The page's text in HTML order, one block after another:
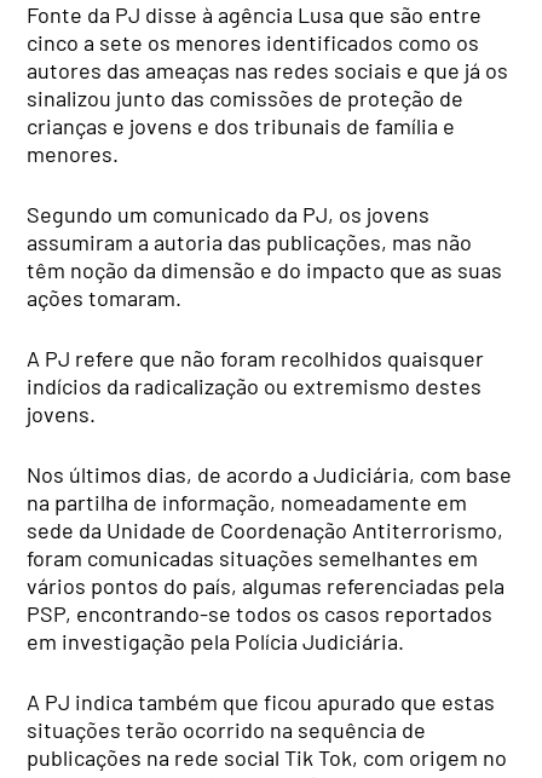
Fonte da PJ disse à agência Lusa que são entre
cinco a sete os menores identificados como os
autores das ameaças nas redes sociais e que já os
sinalizou junto das comissões de proteção de
crianças e jovens e dos tribunais de família e
menores.
Segundo um comunicado da PJ, os jovens
assumiram a autoria das publicações, mas não
têm noção da dimensão e do impacto que as suas
ações tomaram.
A PJ refere que não foram recolhidos quaisquer
indícios da radicalização ou extremismo destes
jovens.
Nos últimos dias, de acordo a Judiciária, com base
na partilha de informação, nomeadamente em
sede da Unidade de Coordenação Antiterrorismo,
foram comunicadas situações semelhantes em
vários pontos do país, algumas referenciadas pela
PSP, encontrando-se todos os casos reportados
em investigação pela Polícia Judiciária.
A PJ indica também que ficou apurado que estas
situações terão ocorrido na sequência de
publicações na rede social Tik Tok, com origem no